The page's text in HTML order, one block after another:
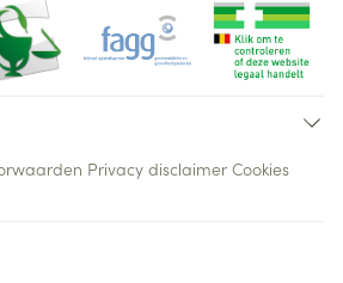
Privacy disclaimer Cookies